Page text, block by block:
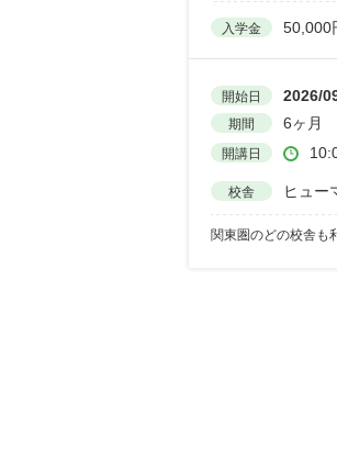
入学金 50,000
開始日 2026/
期間 6ヶ月
開講日
校舎 ヒュー
関東圏のどの校舎も